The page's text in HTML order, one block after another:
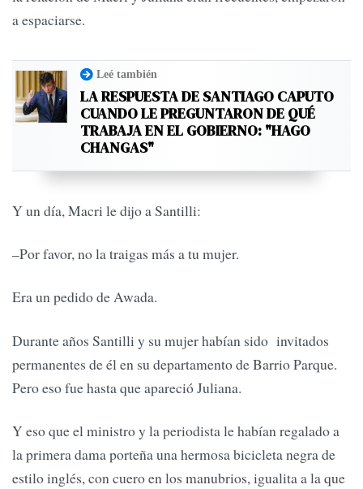
a espaciarse.
Leé también
LA RESPUESTA DE SANTIAGO CAPUTO
CUANDO LE PREGUNTARON DE QUÉ
TRABAJA EN EL GOBIERNO: "HAGO
CHANGAS"
Y un día, Macri le dijo a Santilli:
–Por favor, no la traigas más a tu mujer.
Era un pedido de Awada.
Durante años Santilli y su mujer habían sido invitados
permanentes de él en su departamento de Barrio Parque.
Pero eso fue hasta que apareció Juliana.
Y eso que el ministro y la periodista le habían regalado a
la primera dama porteña una hermosa bicicleta negra de
estilo inglés, con cuero en los manubrios, igualita a la que